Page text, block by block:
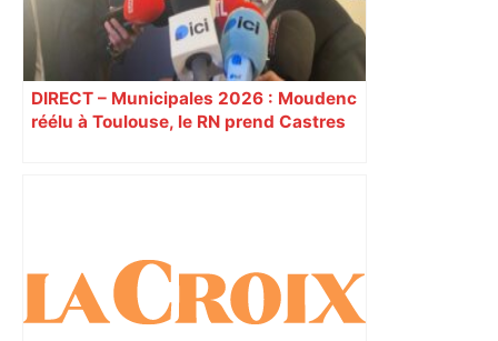
DIRECT – Municipales 2026 : Moudenc
réélu à Toulouse, le RN prend Castres